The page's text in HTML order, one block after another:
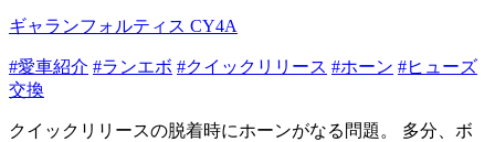
ギャランフォルティス CY4A
#愛車紹介 #ランエボ #クイックリリース #ホーン #ヒューズ
交換
クイックリリースの脱着時にホーンがなる問題。 多分、ボ